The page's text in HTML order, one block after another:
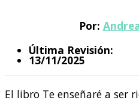
Por:
Última Revisión:
13/11/2025
El libro Te enseñaré a ser